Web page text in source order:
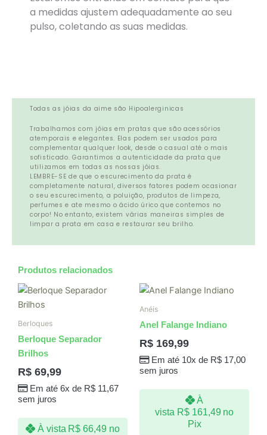
a medidas ajustem adequadamente ao seu
pulso, coletando as suas medidas.
Todas as jóias da aime são Hipoalerginicas
Trabalhamos com jóias em pratas que são acessórios
atemporais e elegantes. Elas podem ser usados para
complementar qualquer look, desde o casual até o mais
sofisticado. Garantimos a autenticidade da prata que
utilizamos em todas as nossas jóias.
LEMBRE-SE de que o escurecimento da prata é
completamente natural, diversos fatores podem ocasionar
o seu escurecimento, a poluição, produtos de limpeza,
perfumes e ate mesmo o ácido úrico que contemos no
corpo! No entanto, existem várias maneiras simples de
limpar a prata em casa e restaurar seu brilho.
Produtos relacionados
Berloques
Berloque Separador
Brilhos
R$ 69,99
Em até 6x de R$11,67
sem juros
À vista R$ 66,49 no
Anéis
Anel Falange Indiano
R$ 169,99
Em até 10x de R$17,00
sem juros
À
vista R$161,49 no
Pix